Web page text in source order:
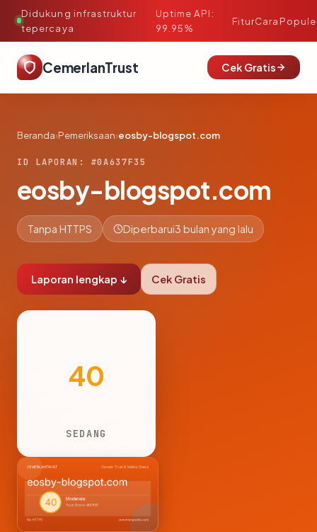
Didukung infrastruktur
tepercaya
·
Uptime API:
99.95%
FiturCara
CemerlanTrust Cek Gratis
Beranda›Pemeriksaan›eosby-blogspot.com
ID LAPORAN: #0A637F35
eosby-blogspot.com
Tanpa HTTPS Diperbarui3 bulan yang lalu
Laporan lengkap ↓ Cek Gratis
40
SEDANG